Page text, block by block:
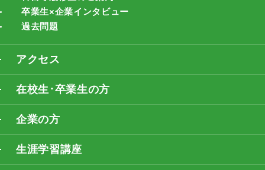
卒業生×企業インタビュー
過去問題
アクセス
在校生･卒業生の方
企業の方
生涯学習講座